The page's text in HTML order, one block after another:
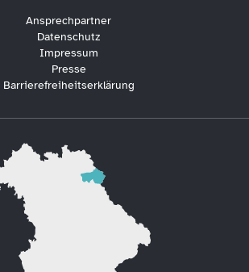
Ansprechpartner
Datenschutz
Impressum
Presse
Barrierefreiheitserklärung